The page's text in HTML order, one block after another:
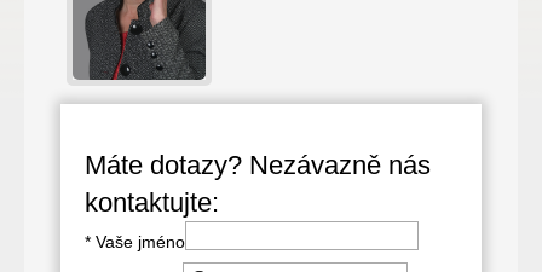
Máte dotazy? Nezávazně nás
kontaktujte:
* Vaše jméno